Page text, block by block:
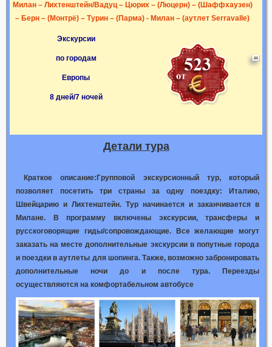
Милан – Лихтенштейн/Вадуц – Цюрих – (Люцерн) – (Шаффхаузен)
– Берн – (Монтрё) – Турин – (Парма) - Милан – (аутлет Serravalle)
Экскурсии
по городам
Европы
8 дней/7 ночей
Детали тура
Краткое описание: Групповой экскурсионный тур, который
позволяет посетить три страны за одну поездку: Италию,
Швейцарию и Лихтенштейн. Тур начинается и заканчивается в
Милане. В программу включены экскурсии, трансферы и
русскоговорящие гиды/сопровождающие. Все желающие могут
заказать на месте дополнительные экскурсии в попутные города
и поездки в аутлеты для шопинга. Также, возможно забронировать
дополнительные ночи до и после тура. Переезды
осуществляются на комфортабельном автобусе